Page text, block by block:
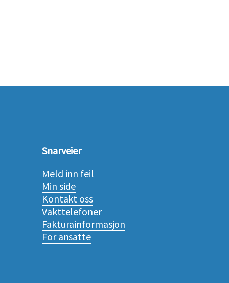
Snarveier
Meld inn feil
Min side
Kontakt oss
Vakttelefoner
Fakturainformasjon
For ansatte